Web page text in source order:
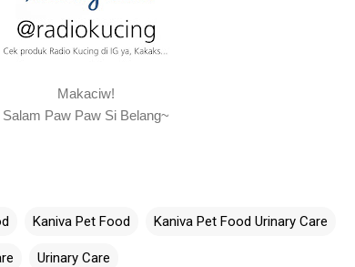
Makaciw!
Salam Paw Paw Si Belang~
Kaniva Pet Food Kaniva Pet Food Urinary Care
Urinary Care